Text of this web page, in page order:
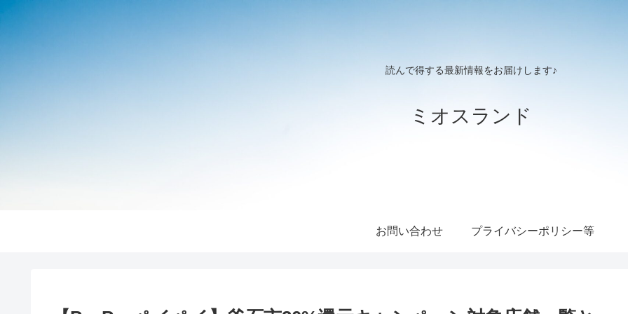
読んで得する最新情報をお届けします♪
ミオスランド
お問い合わせ プライバシーポリシー等